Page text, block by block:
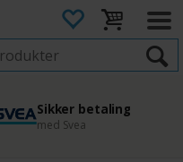
Sikker betaling
med Svea
45 dager returfrist
Enkel retur